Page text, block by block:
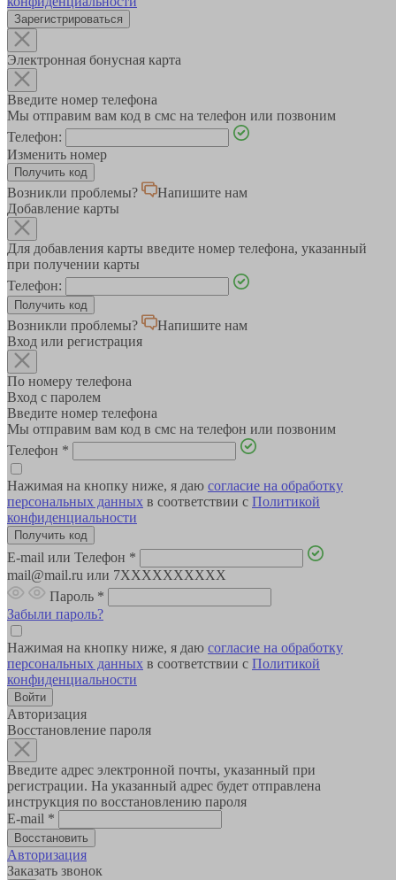
Зарегистрироваться
Электронная бонусная карта
Введите номер телефона
Мы отправим вам код в смс на телефон или позвоним
Телефон:
Изменить номер
Возникли проблемы?
Напишите нам
Добавление карты
Для добавления карты введите номер телефона, указанный
при получении карты
Телефон:
Возникли проблемы?
Напишите нам
Вход или регистрация
По номеру телефона
Вход с паролем
Введите номер телефона
Мы отправим вам код в смс на телефон или позвоним
Телефон *
Нажимая на кнопку ниже, я даю согласие на обработку
персональных данных в соответствии с Политикой
конфиденциальности
E-mail или Телефон *
mail@mail.ru или 7XXXXXXXXXX
Пароль *
Забыли пароль?
Нажимая на кнопку ниже, я даю согласие на обработку
персональных данных в соответствии с Политикой
конфиденциальности
Авторизация
Восстановление пароля
Введите адрес электронной почты, указанный при
регистрации. На указанный адрес будет отправлена
инструкция по восстановлению пароля
E-mail *
Авторизация
Заказать звонок